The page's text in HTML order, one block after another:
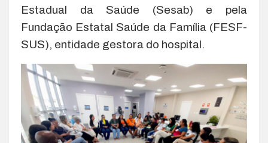
Estadual da Saúde (Sesab) e pela
Fundação Estatal Saúde da Família (FESF-
SUS), entidade gestora do hospital.